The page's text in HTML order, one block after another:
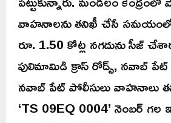
వాహనాలను తనిఖీ చేసే సమయంలో
రూ. 1.50 కోట్ల నగదును సీజ్
పులిమామిడి క్రాస్ రోడ్స్, నవాబ్
నవాబ్ పేట్ పోలీసులు వాహనాలు
‘TS 09EQ 0004’ నెంబర్ గల